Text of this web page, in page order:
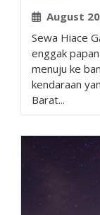
August
Sewa Hiace
enggak
menuju ke
kendaraan
Barat...